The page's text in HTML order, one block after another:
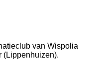
van Wispolia
(Lippenhuizen).